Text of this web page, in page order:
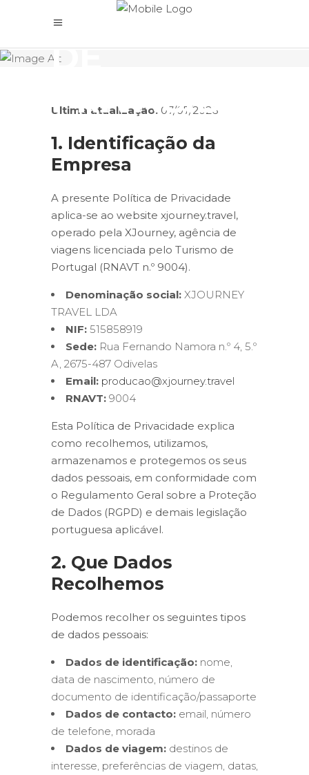
POLÍTICA
DE
PRIVACIDADE
Última atualização: 07/07/2026
1. Identificação da
Empresa
A presente Política de Privacidade
aplica-se ao website xjourney.travel,
operado pela XJourney, agência de
viagens licenciada pelo Turismo de
Portugal (RNAVT n.º 9004).
Denominação social: XJOURNEY
TRAVEL LDA
NIF: 515858919
Sede: Rua Fernando Namora n.º 4, 5.º
A, 2675-487 Odivelas
Email: producao@xjourney.travel
RNAVT: 9004
Esta Política de Privacidade explica
como recolhemos, utilizamos,
armazenamos e protegemos os seus
dados pessoais, em conformidade com
o Regulamento Geral sobre a Proteção
de Dados (RGPD) e demais legislação
portuguesa aplicável.
2. Que Dados
Recolhemos
Podemos recolher os seguintes tipos
de dados pessoais:
Dados de identificação: nome,
data de nascimento, número de
documento de identificação/passaporte
Dados de contacto: email, número
de telefone, morada
Dados de viagem: destinos de
interesse, preferências de viagem, datas,